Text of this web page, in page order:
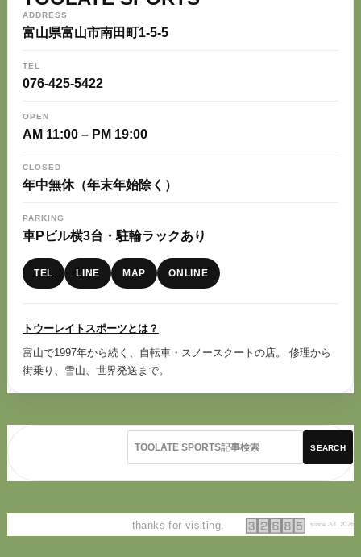
ADDRESS
富山県富山市南田町1-5-5
TEL
076-425-5422
OPEN
AM 11:00 – PM 19:00
CLOSED
年中無休（年末年始除く）
PARKING
車Pビル横3台・駐輪ラックあり
TEL LINE MAP ONLINE
トウーレイトスポーツとは？
富山で1997年から続く、自転車・スノースクートの店。 修理から
街乗り、雪山、世界発送まで。
SEARCH
thanks for visiting. since Jul. 2026